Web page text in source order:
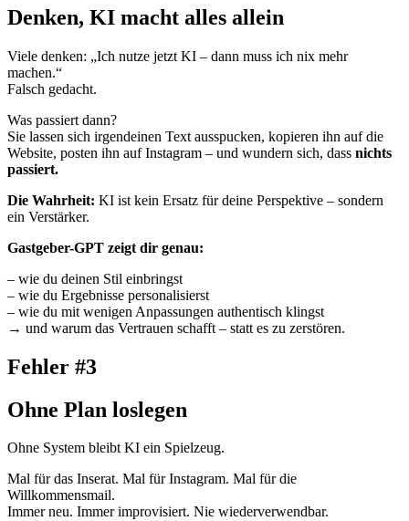
Denken, KI macht alles allein
Viele denken: „Ich nutze jetzt KI – dann muss ich nix mehr
machen.“
Falsch gedacht.
Was passiert dann?
Sie lassen sich irgendeinen Text ausspucken, kopieren ihn auf die
Website, posten ihn auf Instagram – und wundern sich, dass nichts
passiert.
Die Wahrheit: KI ist kein Ersatz für deine Perspektive – sondern
ein Verstärker.
Gastgeber-GPT zeigt dir genau:
– wie du deinen Stil einbringst
– wie du Ergebnisse personalisierst
– wie du mit wenigen Anpassungen authentisch klingst
→ und warum das Vertrauen schafft – statt es zu zerstören.
Fehler #3
Ohne Plan loslegen
Ohne System bleibt KI ein Spielzeug.
Mal für das Inserat. Mal für Instagram. Mal für die
Willkommensmail.
Immer neu. Immer improvisiert. Nie wiederverwendbar.